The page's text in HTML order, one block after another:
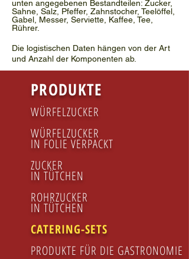
unten angegebenen Bestandteilen: Zucker,
Sahne, Salz, Pfeffer, Zahnstocher, Teelöffel,
Gabel, Messer, Serviette, Kaffee, Tee,
Rührer.
Die logistischen Daten hängen von der Art
und Anzahl der Komponenten ab.
PRODUKTE
WÜRFELZUCKER
WÜRFELZUCKER
IN FOLIE VERPACKT
ZUCKER
IN TÜTCHEN
ROHRZUCKER
IN TÜTCHEN
CATERING-SETS
PRODUKTE FÜR DIE GASTRONOMIE